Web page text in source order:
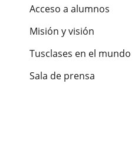
Acceso a alumnos
Misión y visión
Tusclases en el mundo
Sala de prensa